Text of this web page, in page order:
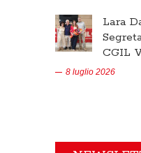
Lara
CGIL
8 luglio 2026